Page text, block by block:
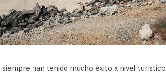
siempre han tenido mucho éxito a nivel